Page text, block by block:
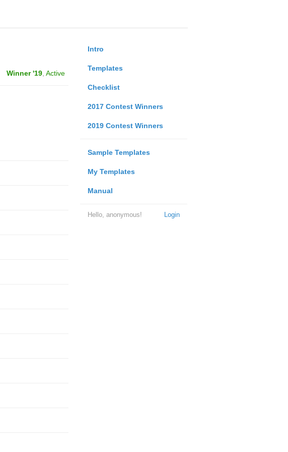
Intro
Templates
Checklist
2017 Contest Winners
2019 Contest Winners
Sample Templates
My Templates
Manual
Login
Hello, anonymous!
Winner '19, Active